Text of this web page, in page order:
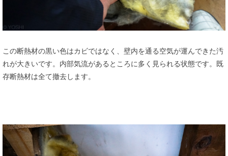
この断熱材の黒い色はカビではなく、壁内を通る空気が運んできた汚
れが大きいです。内部気流があるところに多く見られる状態です。既
存断熱材は全て撤去します。